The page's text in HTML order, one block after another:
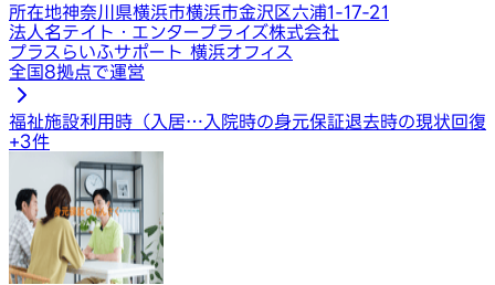
所在地神奈川県横浜市横浜市金沢区六浦1-17-21
法人名テイト・エンタープライズ株式会社
プラスらいふサポート 横浜オフィス
全国8拠点で運営
福祉施設利用時（入居… 入院時の身元保証退去時の現状回復
+3件